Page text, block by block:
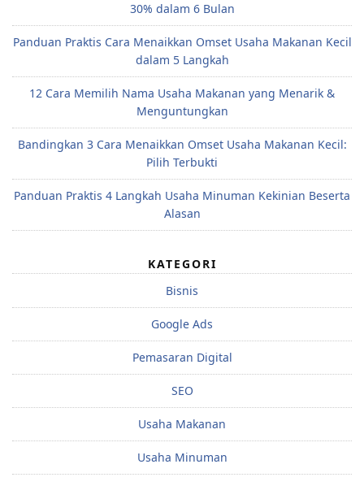
30% dalam 6 Bulan
Panduan Praktis Cara Menaikkan Omset Usaha Makanan Kecil
dalam 5 Langkah
12 Cara Memilih Nama Usaha Makanan yang Menarik &
Menguntungkan
Bandingkan 3 Cara Menaikkan Omset Usaha Makanan Kecil:
Pilih Terbukti
Panduan Praktis 4 Langkah Usaha Minuman Kekinian Beserta
Alasan
KATEGORI
Bisnis
Google Ads
Pemasaran Digital
SEO
Usaha Makanan
Usaha Minuman